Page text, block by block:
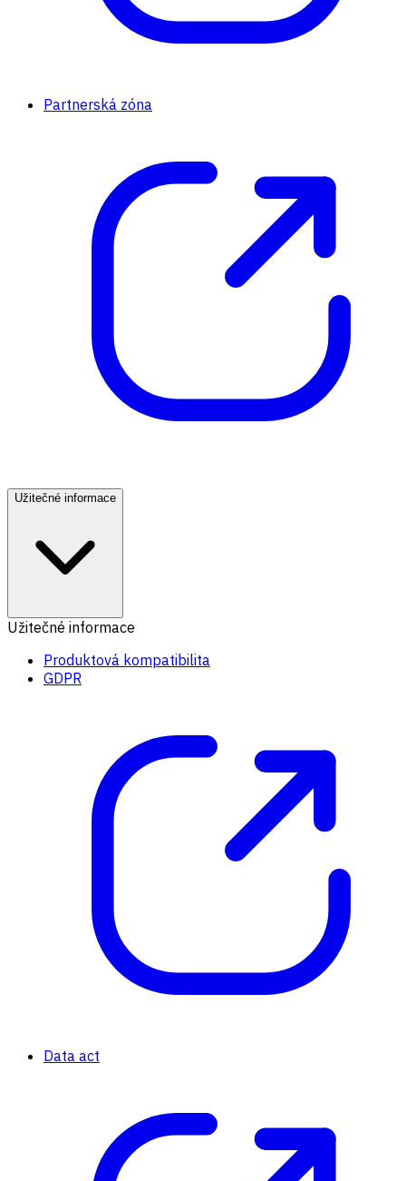
Partnerská zóna
Užitečné informace
Užitečné informace
Produktová kompatibilita
GDPR
Data act